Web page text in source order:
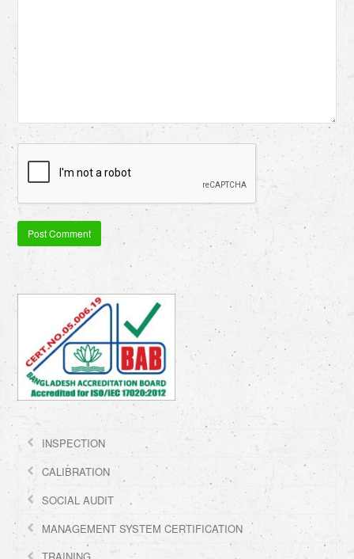
INSPECTION
CALIBRATION
SOCIAL AUDIT
MANAGEMENT SYSTEM CERTIFICATION